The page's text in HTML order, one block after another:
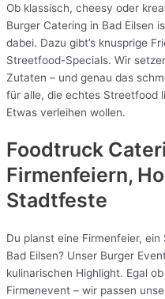
Ob klassisch, cheesy oder
Burger Catering in Bad Eilsen
dabei. Dazu gibt’s knusprige
Streetfood-Specials. Wir
Zutaten – und genau das
für alle, die echtes Streetfood
Etwas verleihen wollen.
Foodtruck
Firmenfeiern,
Stadtfeste
Du planst eine Firmenfeier,
Bad Eilsen? Unser Burger
kulinarischen Highlight. Egal
Firmenevent – wir passen